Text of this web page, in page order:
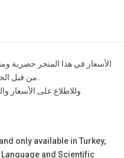
الأسعار في هذا المتجر حصرية
من قبل الجمعية الأكاديمية للأبحاث والنشر في تركيا.
وللاطلاع على الأسعار
only available in Turkey,
and Scientific